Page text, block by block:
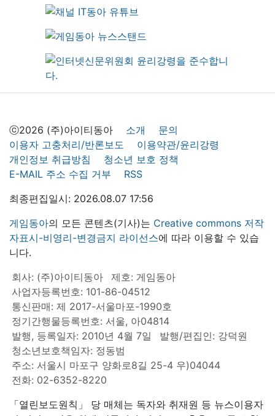
ⓒ2026 (주)아이티동아 소개
문의
이용자 고충처리/반론보도
이용약관/윤리강령
개인정보 취급방침
청소년 보호 정책
E-MAIL 주소 수집 거부
RSS
최종편집일시: 2026.08.07 17:56
게임동아의 모든 콘텐츠(기사)는 Creative commons 저작
자표시-비영리-변경금지 라이선스에 따라 이용할 수 있습
니다.
회사: (주)아이티동아
제호: 게임동아
사업자등록번호: 101-86-04512
통신판매: 제 2017-서울마포-1990호
정기간행물등록번호: 서울, 아04814
발행, 등록일자: 2010년 4월 7일
발행/편집인: 강덕원
청소년보호책임자: 정동범
주소: 서울시 마포구 양화로8길 25-4 우)04044
전화: 02-6352-8220
「열린보도원칙」 당 매체는 독자와 취재원 등 뉴스이용자